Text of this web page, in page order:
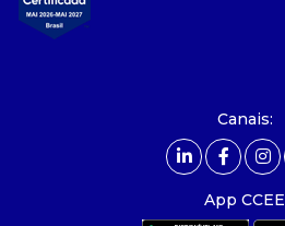
- integridade, riscos e auditoria
- relatório de sustentabilidade
Canais:
App CCEE